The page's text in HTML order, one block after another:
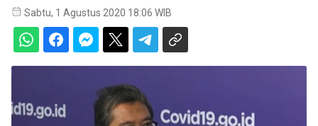
Sabtu, 1 Agustus 2020 18:06 WIB